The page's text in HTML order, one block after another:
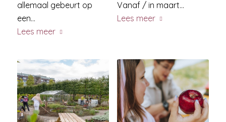
allemaal gebeurt op
een…
Lees meer
Vanaf / in maart…
Lees meer